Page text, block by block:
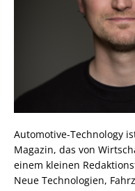
Automotive-Technology
Magazin, das von
einem kleinen
Neue Technologien,